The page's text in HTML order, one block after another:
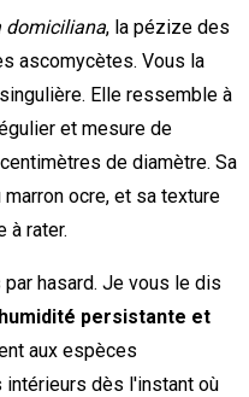
domiciliana, la pézize des
ascomycètes. Vous la
Elle ressemble à
et mesure de
de diamètre. Sa
ocre, et sa texture
à rater.
hasard. Je vous le dis
humidité persistante et
aux espèces
dès l'instant où